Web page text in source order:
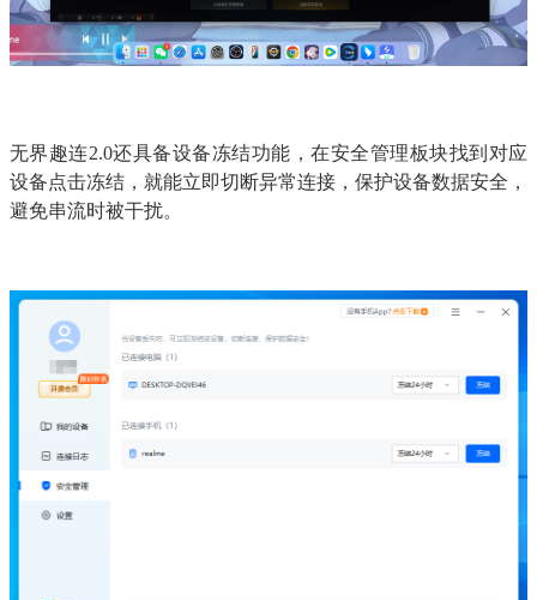
无界趣连2.0还具备设备冻结功能，在安全管理板块找到对应
设备点击冻结，就能立即切断异常连接，保护设备数据安全，
避免串流时被干扰。